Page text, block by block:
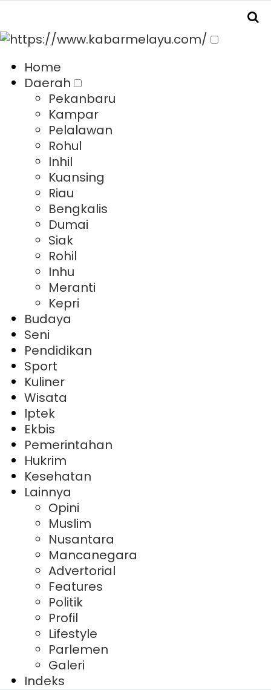
Home
Daerah
Pekanbaru
Kampar
Pelalawan
Rohul
Inhil
Kuansing
Riau
Bengkalis
Dumai
Siak
Rohil
Inhu
Meranti
Kepri
Budaya
Seni
Pendidikan
Sport
Kuliner
Wisata
Iptek
Ekbis
Pemerintahan
Hukrim
Kesehatan
Lainnya
Opini
Muslim
Nusantara
Mancanegara
Advertorial
Features
Politik
Profil
Lifestyle
Parlemen
Galeri
Indeks